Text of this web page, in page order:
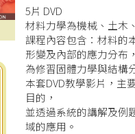
5片 DVD
材料力學為機械、土木
課程內容包含：材料的
形變及內部的應力分布
為修習固體力學與結構
本套DVD教學影片，主
目的，
並透過系統的講解及例
域的應用。